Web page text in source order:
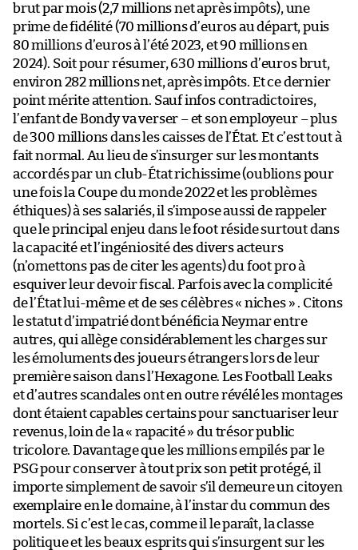
brut par mois (2,7 millions net après impôts), une
prime de fidélité (70 millions d’euros au départ, puis
80 millions d’euros à l’été 2023, et 90 millions en
2024). Soit pour résumer, 630 millions d’euros brut,
environ 282 millions net, après impôts. Et ce dernier
point mérite attention. Sauf infos contradictoires,
l’enfant de Bondy va verser – et son employeur – plus
de 300 millions dans les caisses de l’État. Et c’est tout à
fait normal. Au lieu de s’insurger sur les montants
accordés par un club-État richissime (oublions pour
une fois la Coupe du monde 2022 et les problèmes
éthiques) à ses salariés, il s’impose aussi de rappeler
que le principal enjeu dans le foot réside surtout dans
la capacité et l’ingéniosité des divers acteurs
(n’omettons pas de citer les agents) du foot pro à
esquiver leur devoir fiscal. Parfois avec la complicité
de l’État lui-même et de ses célèbres « niches » . Citons
le statut d’impatrié dont bénéficia Neymar entre
autres, qui allège considérablement les charges sur
les émoluments des joueurs étrangers lors de leur
première saison dans l’Hexagone. Les Football Leaks
et d’autres scandales ont en outre révélé les montages
dont étaient capables certains pour sanctuariser leur
revenus, loin de la « rapacité » du trésor public
tricolore. Davantage que les millions empilés par le
PSG pour conserver à tout prix son petit protégé, il
importe simplement de savoir s’il demeure un citoyen
exemplaire en le domaine, à l’instar du commun des
mortels. Si c’est le cas, comme il le paraît, la classe
politique et les beaux esprits qui s’insurgent sur les